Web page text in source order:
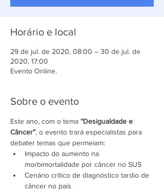
Horário e local
29 de jul. de 2020, 08:00 – 30 de jul. de
2020, 17:00
Evento Online.
Sobre o evento
Este ano, com o tema “Desigualdade e
Câncer”, o evento trará especialistas para
debater temas que permeiam:
Impacto do aumento na
morbimortalidade por câncer no SUS
Cenário crítico de diagnóstico tardio de
câncer no país